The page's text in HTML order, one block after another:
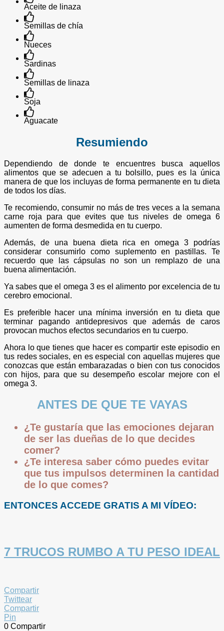
Aceite de linaza
Semillas de chía
Nueces
Sardinas
Semillas de linaza
Soja
Aguacate
Resumiendo
Dependiendo de donde te encuentres busca aquellos
alimentos que se adecuen a tu bolsillo, pues es la única
manera de que los incluyas de forma permanente en tu dieta
de todos los días.
Te recomiendo, consumir no más de tres veces a la semana
carne roja para que evites que tus niveles de omega 6
aumenten de forma desmedida en tu cuerpo.
Además, de una buena dieta rica en omega 3 podrías
considerar consumirlo como suplemento en pastillas. Te
recuerdo que las cápsulas no son un remplazo de una
buena alimentación.
Ya sabes que el omega 3 es el alimento por excelencia de tu
cerebro emocional.
Es preferible hacer una mínima inversión en tu dieta que
terminar pagando antidepresivos que además de caros
provocan muchos efectos secundarios en tu cuerpo.
Ahora lo que tienes que hacer es compartir este episodio en
tus redes sociales, en es especial con aquellas mujeres que
conozcas que están embarazadas o bien con tus conocidos
con hijos, para que su desempeño escolar mejore con el
omega 3.
ANTES DE QUE TE VAYAS
¿Te gustaría que las emociones dejaran
de ser las dueñas de lo que decides
comer?
¿Te interesa saber cómo puedes evitar
que tus impulsos determinen la cantidad
de lo que comes?
ENTONCES ACCEDE GRATIS A MI VÍDEO:
7 TRUCOS RUMBO A TU PESO IDEAL
Compartir
Twittear
Compartir
Pin
0 Compartir